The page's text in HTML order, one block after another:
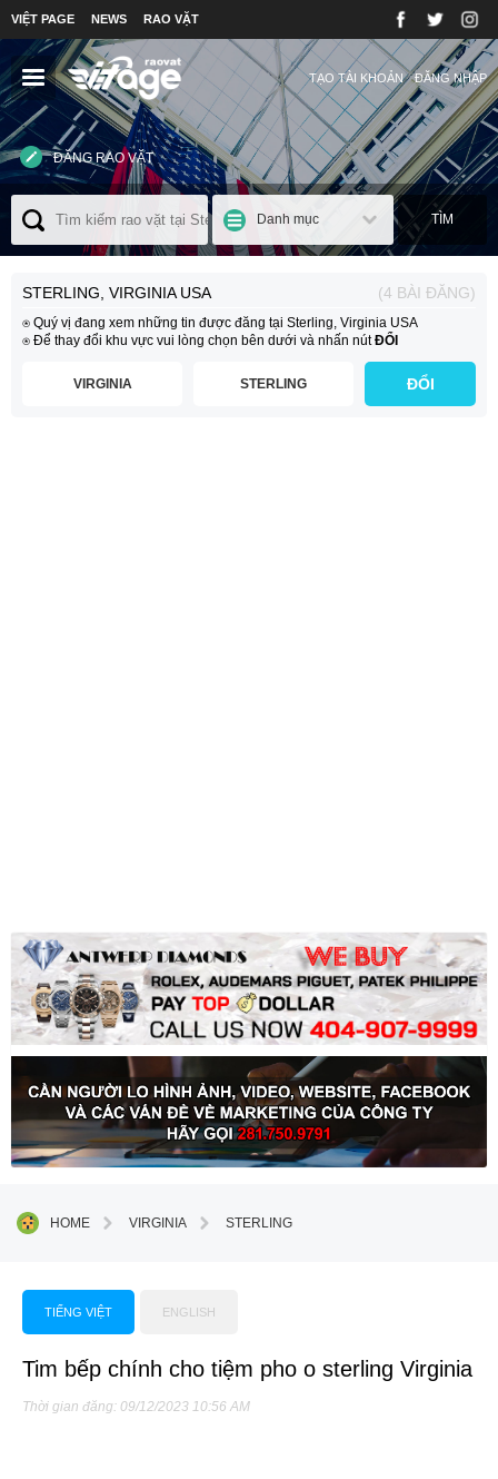
VIỆT PAGE NEWS RAO VẶT
ĐĂNG NHẬP
TẠO TÀI KHOẢN
ĐĂNG RAO VẶT
Danh mục TÌM
STERLING, VIRGINIA USA (4 BÀI ĐĂNG)
⍟ Quý vị đang xem những tin được đăng tại Sterling, Virginia USA
⍟ Để thay đổi khu vực vui lòng chọn bên dưới và nhấn nútĐỔI
VIRGINIA STERLING ĐỔI
HOME VIRGINIA STERLING
TIẾNG VIỆT ENGLISH
Tim bếp chính cho tiệm pho o sterling Virginia
Thời gian đăng: 09/12/2023 10:56 AM